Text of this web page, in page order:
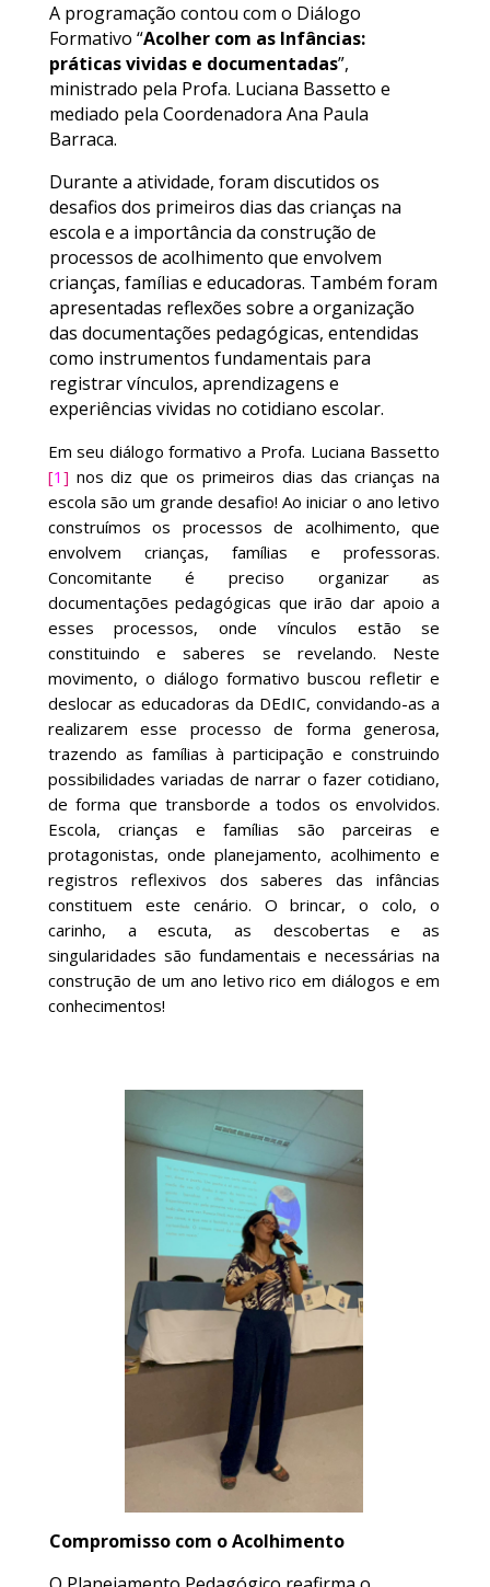
A programação contou com o Diálogo
Formativo “Acolher com as Infâncias:
práticas vividas e documentadas”,
ministrado pela Profa. Luciana Bassetto e
mediado pela Coordenadora Ana Paula
Barraca.
Durante a atividade, foram discutidos os
desafios dos primeiros dias das crianças na
escola e a importância da construção de
processos de acolhimento que envolvem
crianças, famílias e educadoras. Também foram
apresentadas reflexões sobre a organização
das documentações pedagógicas, entendidas
como instrumentos fundamentais para
registrar vínculos, aprendizagens e
experiências vividas no cotidiano escolar.
Em seu diálogo formativo a Profa. Luciana Bassetto
[1 ] nos diz que os primeiros dias das crianças na
escola são um grande desafio! Ao iniciar o ano letivo
construímos os processos de acolhimento, que
envolvem crianças, famílias e professoras.
Concomitante é preciso organizar as
documentações pedagógicas que irão dar apoio a
esses processos, onde vínculos estão se
constituindo e saberes se revelando. Neste
movimento, o diálogo formativo buscou refletir e
deslocar as educadoras da DEdIC, convidando-as a
realizarem esse processo de forma generosa,
trazendo as famílias à participação e construindo
possibilidades variadas de narrar o fazer cotidiano,
de forma que transborde a todos os envolvidos.
Escola, crianças e famílias são parceiras e
protagonistas, onde planejamento, acolhimento e
registros reflexivos dos saberes das infâncias
constituem este cenário. O brincar, o colo, o
carinho, a escuta, as descobertas e as
singularidades são fundamentais e necessárias na
construção de um ano letivo rico em diálogos e em
conhecimentos!
Compromisso com o Acolhimento